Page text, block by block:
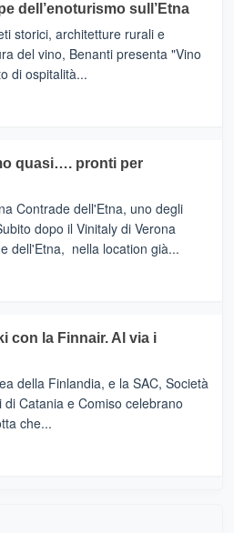
dell’enoturismo sull’Etna
storici, architetture rurali e
del vino, Benanti presenta "Vino
di ospitalità...
quasi…. pronti per
Contrade dell'Etna, uno degli
dopo il Vinitaly di Verona
dell'Etna, nella location già...
con la Finnair. Al via i
della Finlandia, e la SAC, Società
Catania e Comiso celebrano
che...